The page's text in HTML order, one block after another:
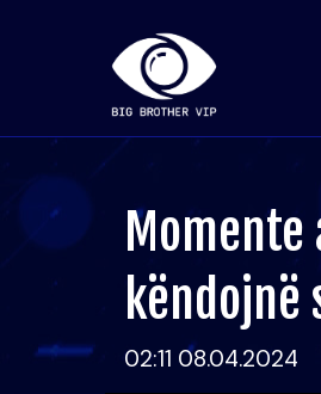
këndojnë
02:11 08.04.2024